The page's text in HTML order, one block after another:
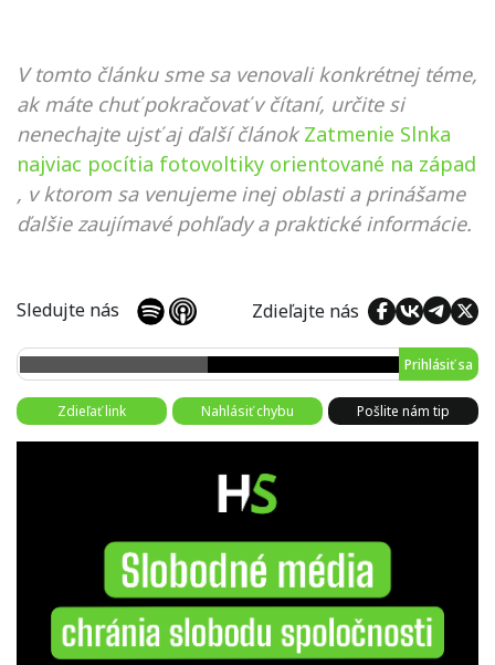
V tomto článku sme sa venovali konkrétnej téme,
ak máte chuť pokračovať v čítaní, určite si
nenechajte ujsť aj ďalší článok Zatmenie Slnka
najviac pocítia fotovoltiky orientované na západ
, v ktorom sa venujeme inej oblasti a prinášame
ďalšie zaujímavé pohľady a praktické informácie.
Sledujte nás Zdieľajte nás
Prihlásiť sa
Zdieľať link Nahlásiť chybu Pošlite nám tip